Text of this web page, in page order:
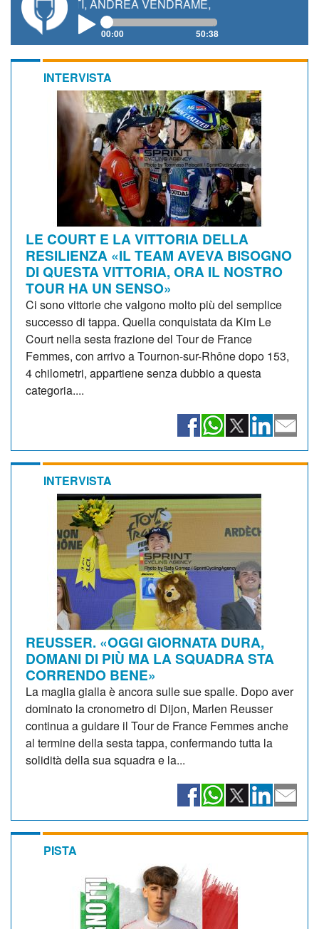
ANDREA VENDRAME, FILIPPO FIORELLI
00:00 50:38
INTERVISTA
LE COURT E LA VITTORIA DELLA
RESILIENZA «IL TEAM AVEVA BISOGNO
DI QUESTA VITTORIA, ORA IL NOSTRO
TOUR HA UN SENSO»
Ci sono vittorie che valgono molto più del semplice
successo di tappa. Quella conquistata da Kim Le
Court nella sesta frazione del Tour de France
Femmes, con arrivo a Tournon-sur-Rhône dopo 153,
4 chilometri, appartiene senza dubbio a questa
categoria....
INTERVISTA
REUSSER. «OGGI GIORNATA DURA,
DOMANI DI PIÙ MA LA SQUADRA STA
CORRENDO BENE»
La maglia gialla è ancora sulle sue spalle. Dopo aver
dominato la cronometro di Dijon, Marlen Reusser
continua a guidare il Tour de France Femmes anche
al termine della sesta tappa, confermando tutta la
solidità della sua squadra e la...
PISTA